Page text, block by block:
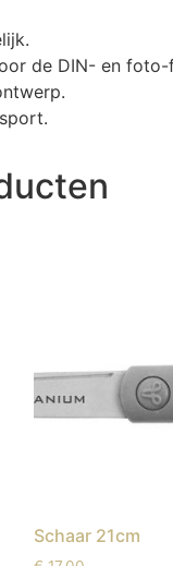
de DIN- en
Schaar 21cm